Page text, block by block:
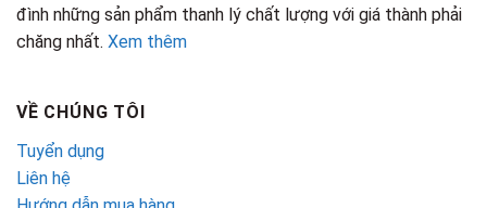
đình những sản phẩm thanh lý chất lượng với giá thành phải
chăng nhất. Xem thêm
VỀ CHÚNG TÔI
Tuyển dụng
Liên hệ